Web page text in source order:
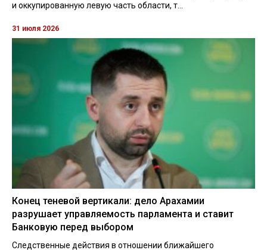
и оккупированную левую часть области, т...
31 июля 2026
Конец теневой вертикали: дело Арахамии
разрушает управляемость парламента и ставит
Банковую перед выбором
Следственные действия в отношении ближайшего